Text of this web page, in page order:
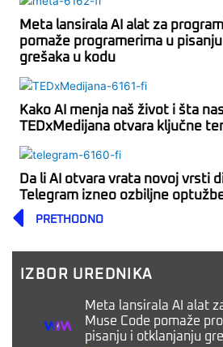
Meta lansirala AI alat za
pomaže programerima u
grešaka u kodu
Kako AI menja naš život i šta
TEDxMedijana otvara ključne
Da li AI otvara vrata novoj vrsti
Telegram izneo ozbiljne
Prev
PRETHODNO
IZBOR UREDNIKA
Meta lansirala AI alat
Muse Code pomaže
pisanju i otklanjanju